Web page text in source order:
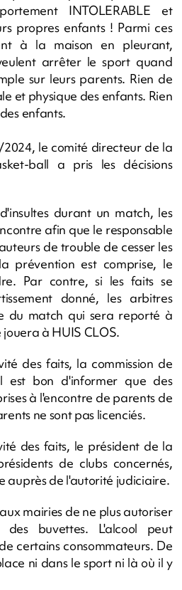
INTOLERABLE et
propres enfants ! Parmi ces
à la maison en pleurant,
arrêter le sport quand
sur leurs parents. Rien de
et physique des enfants. Rien
enfants.
le comité directeur de la
ball a pris les décisions
durant un match, les
afin que le responsable
de trouble de cesser les
prévention est comprise, le
Par contre, si les faits se
donné, les arbitres
du match qui sera reporté à
à HUIS CLOS.
des faits, la commission de
est bon d'informer que des
à l'encontre de parents de
ne sont pas licenciés.
des faits, le président de la
de clubs concernés,
auprès de l'autorité judiciaire.
mairies de ne plus autoriser
buvettes. L'alcool peut
certains consommateurs. De
ni dans le sport ni là où il y